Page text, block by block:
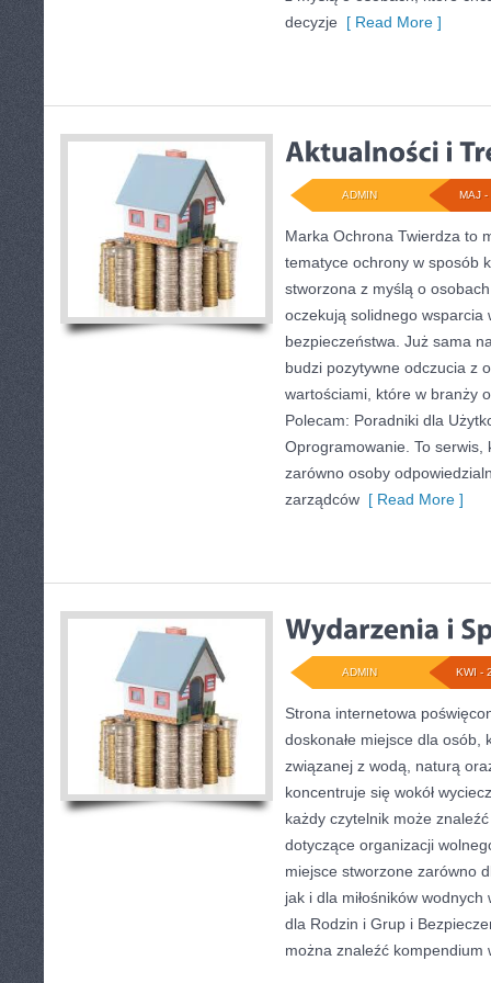
decyzje [ Read More ]
MAJ -
ADMIN
Marka Ochrona Twierdza to
tematyce ochrony w sposób
stworzona z myślą o
oczekują solidnego wsparcia
bezpieczeństwa. Już sama
budzi pozytywne odczucia z
wartościami, które w branży
Polecam: Poradniki dla
Oprogramowanie. To
zarówno osoby
zarządców [ Read More ]
KWI -
ADMIN
Strona internetowa
doskonałe miejsce dla osób,
związanej z wodą, naturą
koncentruje się wokół
każdy czytelnik może
dotyczące organizacji
miejsce stworzone zarówno
jak i dla miłośników
dla Rodzin i Grup i
można znaleźć kompendium